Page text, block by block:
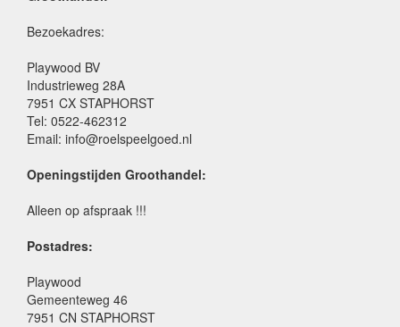
Bezoekadres:
Playwood BV
Industrieweg 28A
7951 CX STAPHORST
Tel: 0522-462312
Email: info@roelspeelgoed.nl
Openingstijden Groothandel:
Alleen op afspraak !!!
Postadres:
Playwood
Gemeenteweg 46
7951 CN STAPHORST